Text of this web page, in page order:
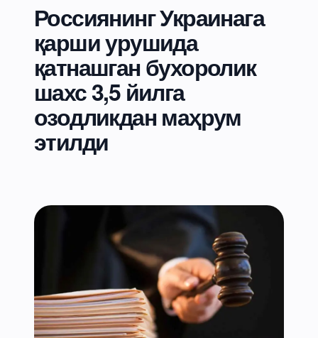
Россиянинг Украинага
қарши урушида
қатнашган бухоролик
шахс 3,5 йилга
озодликдан маҳрум
этилди